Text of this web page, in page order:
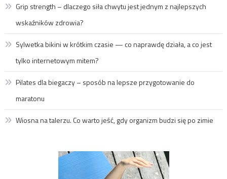
Grip strength – dlaczego siła chwytu jest jednym z najlepszych
wskaźników zdrowia?
Sylwetka bikini w krótkim czasie — co naprawdę działa, a co jest
tylko internetowym mitem?
Pilates dla biegaczy – sposób na lepsze przygotowanie do
maratonu
Wiosna na talerzu. Co warto jeść, gdy organizm budzi się po zimie